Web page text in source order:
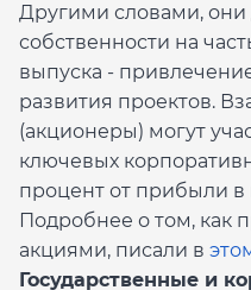
Другими словами, они
собственности на
выпуска -
развития проектов.
(акционеры) могут
ключевых
процент от прибыли в
Подробнее о том, как
акциями, писали в
Государственные и